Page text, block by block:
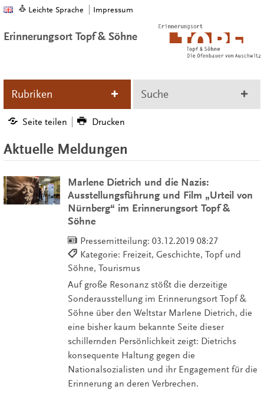
Leichte Sprache Impressum
Erinnerungsort Topf & Söhne
Rubriken Suche
Seite teilen Drucken
Aktuelle Meldungen
Marlene Dietrich und die Nazis:
Ausstellungsführung und Film „Urteil von
Nürnberg“ im Erinnerungsort Topf &
Söhne
Pressemitteilung: 03.12.2019 08:27
Kategorie: Freizeit, Geschichte, Topf und
Söhne, Tourismus
Auf große Resonanz stößt die derzeitige
Sonderausstellung im Erinnerungsort Topf &
Söhne über den Weltstar Marlene Dietrich, die
eine bisher kaum bekannte Seite dieser
schillernden Persönlichkeit zeigt: Dietrichs
konsequente Haltung gegen die
Nationalsozialisten und ihr Engagement für die
Erinnerung an deren Verbrechen.